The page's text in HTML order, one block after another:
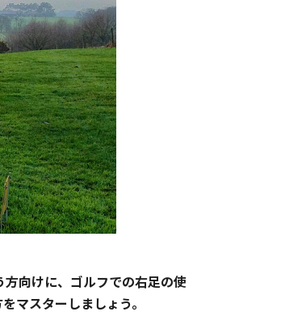
向けに、ゴルフでの右足の使
マスターしましょう。